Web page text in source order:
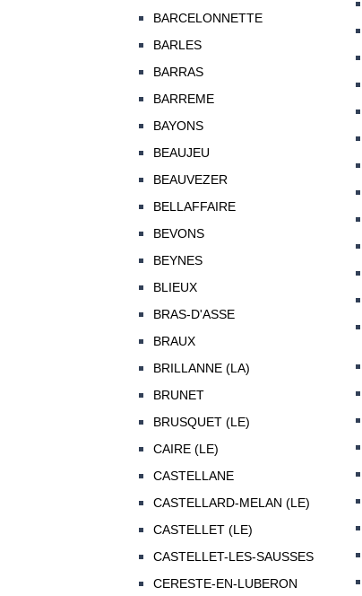
BARCELONNETTE
BARLES
BARRAS
BARREME
BAYONS
BEAUJEU
BEAUVEZER
BELLAFFAIRE
BEVONS
BEYNES
BLIEUX
BRAS-D'ASSE
BRAUX
BRILLANNE (LA)
BRUNET
BRUSQUET (LE)
CAIRE (LE)
CASTELLANE
CASTELLARD-MELAN (LE)
CASTELLET (LE)
CASTELLET-LES-SAUSSES
CERESTE-EN-LUBERON